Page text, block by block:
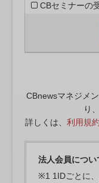
CBセミナーの
CBnewsマネジメ
り
詳しくは、 利用規約
法人会員につい
※1 1IDごとに